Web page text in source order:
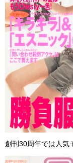
創刊30周年では人気